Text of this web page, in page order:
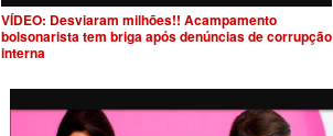
VÍDEO: Desviaram milhões!! Acampamento
bolsonarista tem briga após denúncias de corrupção
interna